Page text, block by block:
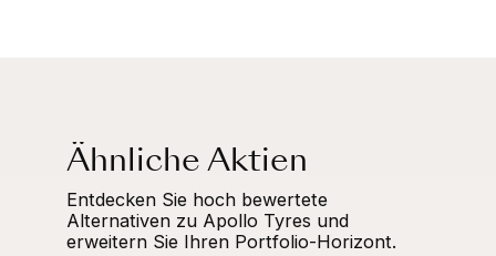
Ähnliche Aktien
Entdecken Sie hoch bewertete
Alternativen zu Apollo Tyres und
erweitern Sie Ihren Portfolio-Horizont.